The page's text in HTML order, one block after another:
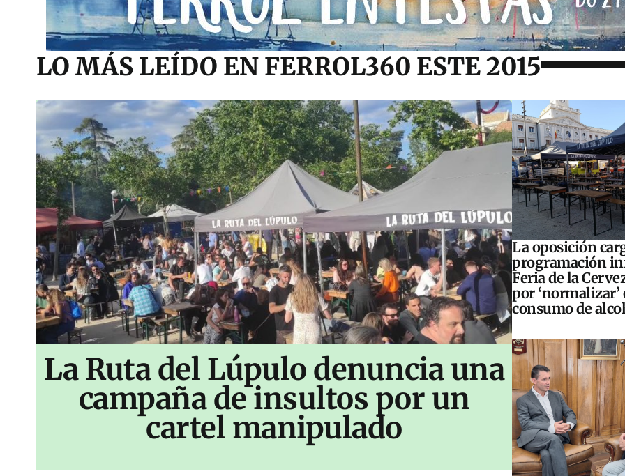
LO MÁS LEÍDO EN FERROL360 ESTE 2015
La Ruta del Lúpulo denuncia una
campaña de insultos por un
cartel manipulado
La oposición
programación
Feria de la
por ‘normalizar’
consumo de